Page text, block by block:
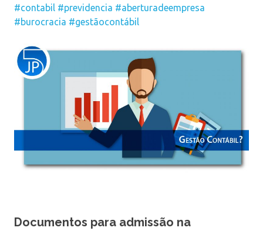
#contabil #previdencia #aberturadeempresa
#burocracia #gestãocontábil
Documentos para admissão na